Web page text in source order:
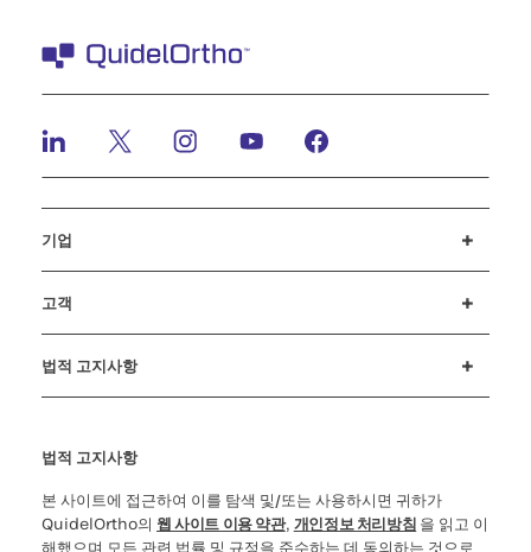
기업
고객
법적 고지사항
법적 고지사항
본 사이트에 접근하여 이를 탐색 및/또는 사용하시면 귀하가
QuidelOrtho의 웹 사이트 이용 약관, 개인정보 처리방침 을 읽고 이
해했으며 모든 관련 법률 및 규정을 준수하는 데 동의하는 것으로